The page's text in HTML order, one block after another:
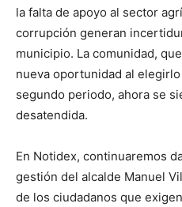
la falta de apoyo al sector
corrupción generan
municipio. La comunidad,
nueva oportunidad al
segundo periodo, ahora se
desatendida.
En Notidex, continuaremos
gestión del alcalde Manuel
de los ciudadanos que